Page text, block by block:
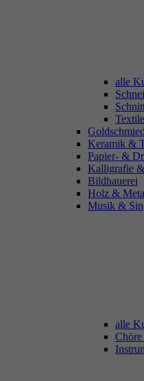
alle
Keramik &
Papier- &
Kalligrafie
Bildhauerei
Holz &
Musik &
alle